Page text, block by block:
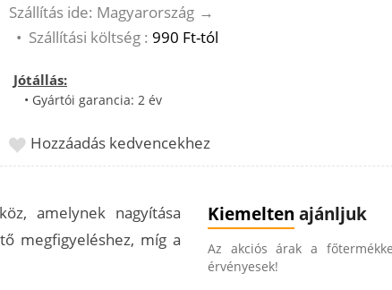
Szállítás ide: Magyarország →
• Szállítási költség : 990 Ft-tól
Jótállás:
• Gyártói garancia: 2 év
Hozzáadás kedvencekhez
amelynek nagyítása
megfigyeléshez, míg a
Kiemelten ajánljuk
Az akciós árak a
érvényesek!